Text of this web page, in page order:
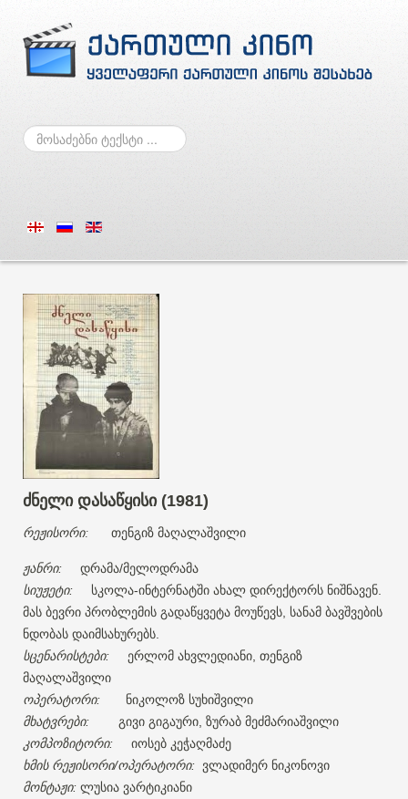
ძებნა
ძნელი დასაწყისი(1981)
რეჟისორი: თენგიზ მაღალაშვილი
ჟანრი: დრამა/მელოდრამა
სიუჟეტი: სკოლა-ინტერნატში ახალ დირექტორს ნიშნავენ
მას ბევრი პრობლემის გადაწყვეტა მოუწევს სანამ ბავშვების
ნდობას დაიმსახურებს
სცენარისტები: ერლომ ახვლედიანი თენგიზ
მაღალაშვილი
ოპერატორი: ნიკოლოზ სუხიშვილი
მხატვრები: გივი გიგაური ზურაბ მეძმარიაშვილი
კომპოზიტორი: იოსებ კეჭაღმაძე
ხმის რეჟისორი/ოპერატორი: ვლადიმერ ნიკონოვი
მონტაჟი: ლუსია ვარტიკიანი